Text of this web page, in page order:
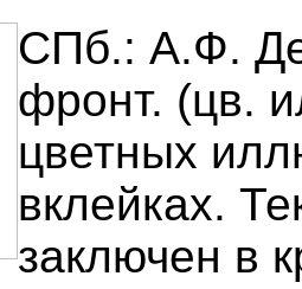
СПб.: А.Ф.
фронт. (цв.
цветных
вклейках.
заключен в